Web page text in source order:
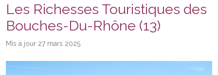
Les Richesses Touristiques des
Bouches-Du-Rhône (13)
Mis à jour 27 mars 2025